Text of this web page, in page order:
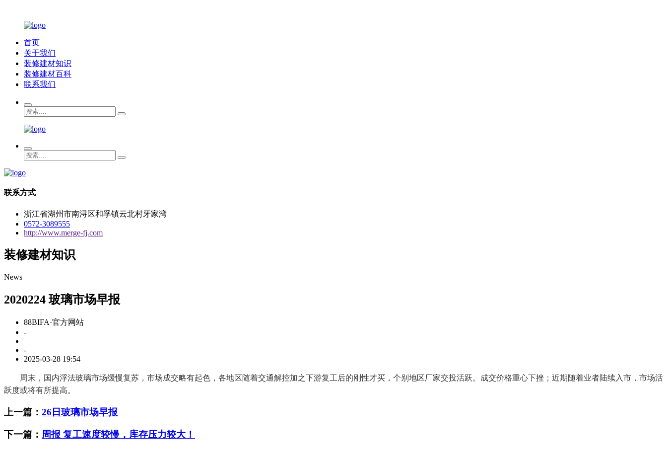
首页
关于我们
装修建材知识
装修建材百科
联系我们
联系方式
浙江省湖州市南浔区和孚镇云北村牙家湾
0572-3089555
http://www.merge-fj.com
装修建材知识
News
2020224 玻璃市场早报
88BIFA·官方网站
-
-
2025-03-28 19:54
周末，国内浮法玻璃市场缓慢复苏，市场成交略有起色，各地区随着交通解控加之下游复工后的刚性才买，个别地区厂家交投活跃。成交价格重心下挫；近期随着业者陆续入市，市场活
跃度或将有所提高。
上一篇： 26日玻璃市场早报
下一篇： 周报 复工速度较慢，库存压力较大！